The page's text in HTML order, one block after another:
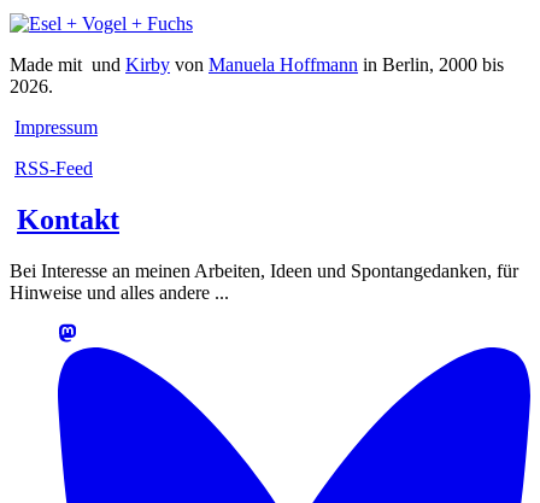
Made mit und Kirby von Manuela Hoffmann in Berlin, 2000 bis
2026.
Impressum
RSS-Feed
Kontakt
Bei Interesse an meinen Arbeiten, Ideen und Spontangedanken, für
Hinweise und alles andere ...